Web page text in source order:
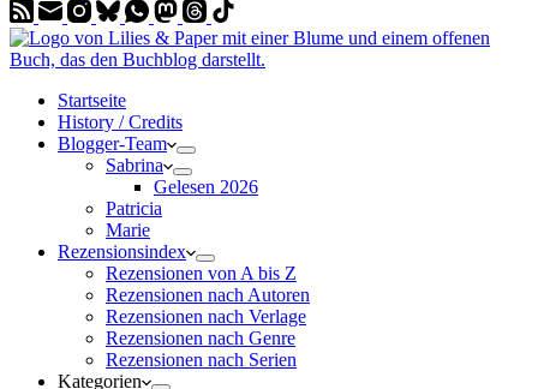
Startseite
History / Credits
Blogger-Team
Sabrina
Gelesen 2026
Patricia
Marie
Rezensionsindex
Rezensionen von A bis Z
Rezensionen nach Autoren
Rezensionen nach Verlage
Rezensionen nach Genre
Rezensionen nach Serien
Kategorien